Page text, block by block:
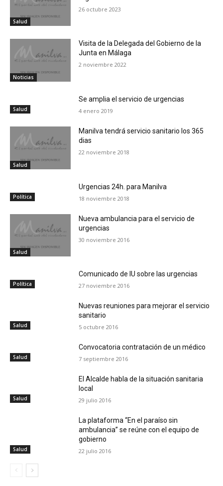
Salud
26 octubre 2023
Noticias
Visita de la Delegada del Gobierno de la
Junta en Málaga
2 noviembre 2022
Salud
Se amplia el servicio de urgencias
4 enero 2019
Salud
Manilva tendrá servicio sanitario los 365
dias
22 noviembre 2018
Política
Urgencias 24h. para Manilva
18 noviembre 2018
Salud
Nueva ambulancia para el servicio de
urgencias
30 noviembre 2016
Política
Comunicado de IU sobre las urgencias
27 noviembre 2016
Salud
Nuevas reuniones para mejorar el servicio
sanitario
5 octubre 2016
Salud
Convocatoria contratación de un médico
7 septiembre 2016
Salud
El Alcalde habla de la situación sanitaria
local
29 julio 2016
Salud
La plataforma “En el paraíso sin
ambulancia” se reúne con el equipo de
gobierno
22 julio 2016